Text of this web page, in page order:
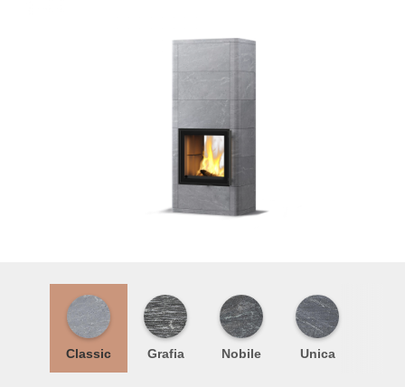
Classic Grafia Nobile Unica